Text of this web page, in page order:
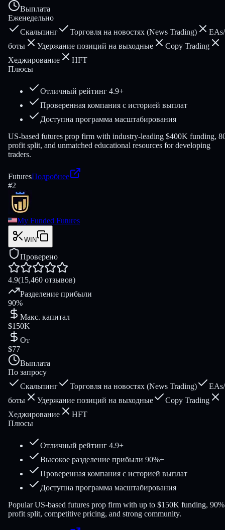
Выплата
Еженедельно
Скальпинг
Торговля на новостях (News Trading)
EAs/
боты
Удержание позиций на выходные
Copy Trading
Хеджирование
HFT
Плюсы
Отличный рейтинг 4.9+
Проверенная компания с историей выплат
Доступна программа масштабирования
US-based futures prop firm with industry-leading $400K funding,
profit split, and unmatched educational resources for developing
traders.
FuturesПодробнее
#2
My Funded Futures
WIN
Проверено
4.9(15,460 отзывов)
Разделение прибыли
90%
Макс. капитал
$150K
От
$77
Выплата
По запросу
Скальпинг
Торговля на новостях (News Trading)
EAs/
боты
Удержание позиций на выходные
Copy Trading
Хеджирование
HFT
Плюсы
Отличный рейтинг 4.9+
Высокое разделение прибыли 90%+
Проверенная компания с историей выплат
Доступна программа масштабирования
Popular US-based futures prop firm with up to $150K funding, 90%
profit split, competitive pricing, and strong community.